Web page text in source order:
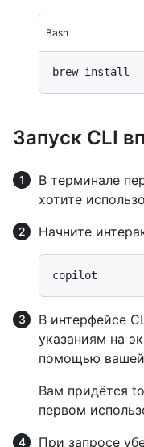
Bash
Запуск CLI
В терминале
хотите
Начните
В интерфейсе
указаниям на
помощью вашей
Вам придётся
первом
При запросе